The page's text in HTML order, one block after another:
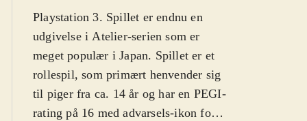
Playstation 3. Spillet er endnu en
udgivelse i Atelier-serien som er
meget populær i Japan. Spillet er et
rollespil, som primært henvender sig
til piger fra ca. 14 år og har en PEGI-
rating på 16 med advarsels-ikon for